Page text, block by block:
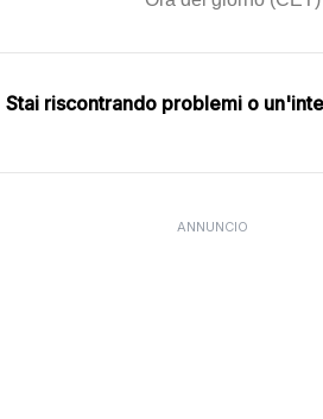
Stai riscontrando problemi o
ANNUNCIO